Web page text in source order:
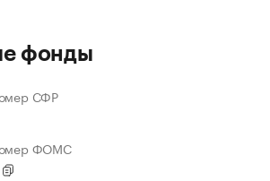
фонды
СФР
ФОМС